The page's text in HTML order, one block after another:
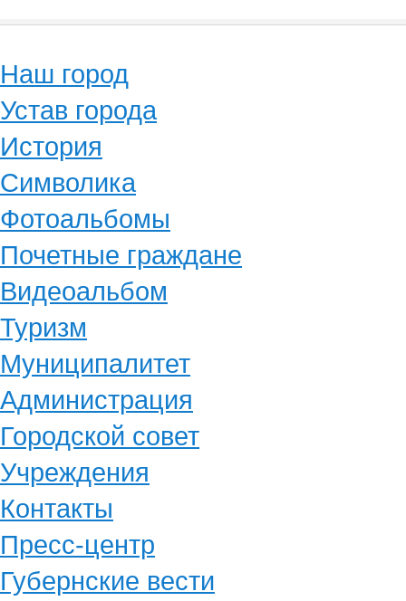
Наш город
Устав города
История
Символика
Фотоальбомы
Почетные граждане
Видеоальбом
Туризм
Муниципалитет
Администрация
Городской совет
Учреждения
Контакты
Пресс-центр
Губернские вести